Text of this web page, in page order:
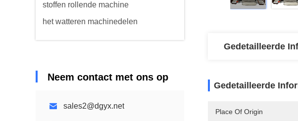
stoffen rollende machine
het watteren machinedelen
Neem contact met ons op
sales2@dgyx.net
Gedetailleerde
Gedetailleerde
Place Of Origin